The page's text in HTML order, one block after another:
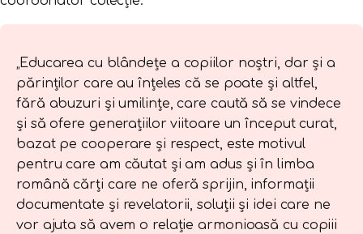
„Educarea cu blândețe a copiilor noștri, dar și a
părinților care au înțeles că se poate și altfel,
fără abuzuri și umilințe, care caută să se vindece
și să ofere generațiilor viitoare un început curat,
bazat pe cooperare și respect, este motivul
pentru care am căutat și am adus și în limba
română cărți care ne oferă sprijin, informații
documentate și revelatorii, soluții și idei care ne
vor ajuta să avem o relație armonioasă cu copiii